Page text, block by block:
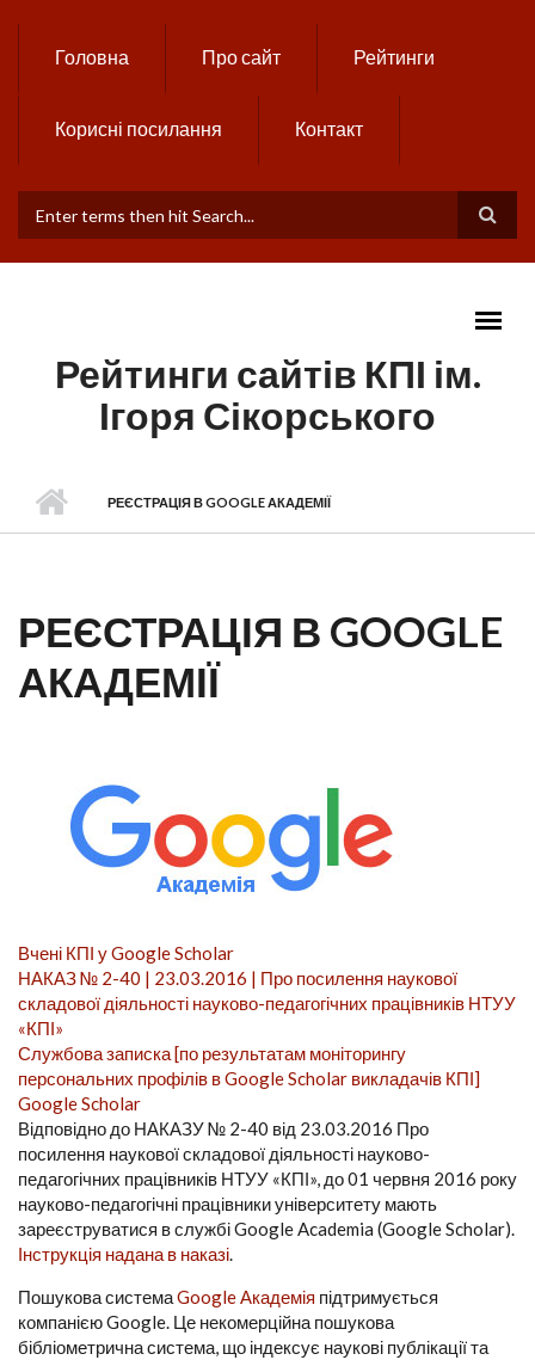
Головна Про сайт Рейтинги
Корисні посилання Контакт
ПОШУКОВА ФОРМА
Рейтинги сайтів КПІ ім.
Ігоря Сікорського
MAIN MENU
РЕЄСТРАЦІЯ В GOOGLE АКАДЕМІЇ
РЕЄСТРАЦІЯ В GOOGLE
АКАДЕМІЇ
Вчені КПІ у Google Scholar
НАКАЗ № 2-40 | 23.03.2016 | Про посилення наукової
складової діяльності науково-педагогічних працівників НТУУ
«КПІ»
Службова записка [по результатам моніторингу
персональних профілів в Google Scholar викладачів КПІ]
Google Scholar
Відповідно до НАКАЗУ № 2-40 від 23.03.2016 Про
посилення наукової складової діяльності науково-
педагогічних працівників НТУУ «КПІ», до 01 червня 2016 року
науково-педагогічні працівники університету мають
зареєструватися в службі Google Academia (Google Scholar).
Інструкція надана в наказі.
Пошукова системаGoogle Академія підтримується
компанією Google. Це некомерційна пошукова
бібліометрична система, що індексує наукові публікації та